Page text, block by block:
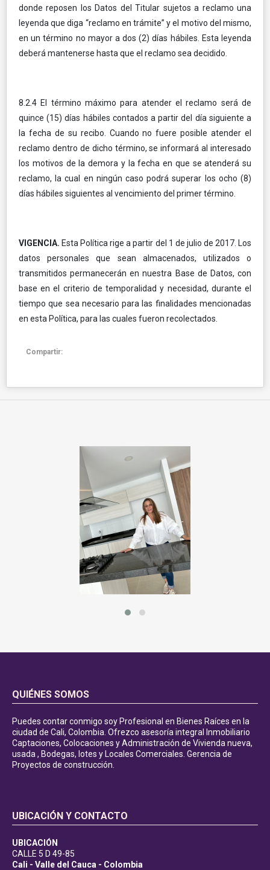
donde reposen los Datos del Titular sujetos a reclamo una
leyenda que diga “reclamo en trámite” y el motivo del mismo,
en un término no mayor a dos (2) días hábiles. Esta leyenda
deberá mantenerse hasta que el reclamo sea decidido.
8.2.4 El término máximo para atender el reclamo será de
quince (15) días hábiles contados a partir del día siguiente a
la fecha de su recibo. Cuando no fuere posible atender el
reclamo dentro de dicho término, se informará al interesado
los motivos de la demora y la fecha en que se atenderá su
reclamo, la cual en ningún caso podrá superar los ocho (8)
días hábiles siguientes al vencimiento del primer término.
VIGENCIA. Esta Política rige a partir del 1 de julio de 2017. Los
datos personales que sean almacenados, utilizados o
transmitidos permanecerán en nuestra Base de Datos, con
base en el criterio de temporalidad y necesidad, durante el
tiempo que sea necesario para las finalidades mencionadas
en esta Política, para las cuales fueron recolectados.
Compartir:
QUIÉNES SOMOS
Puedes contar conmigo soy Profesional en Bienes Raíces en la
ciudad de Cali, Colombia. Ofrezco asesoría integral Inmobiliario
Captaciones, Colocaciones y Administración de Vivienda nueva,
usada , Bodegas, lotes y Locales Comerciales. Gerencia de
Proyectos de construcción.
UBICACIÓN Y CONTACTO
UBICACIÓN
CALLE 5 D 49-85
Cali - Valle del Cauca - Colombia